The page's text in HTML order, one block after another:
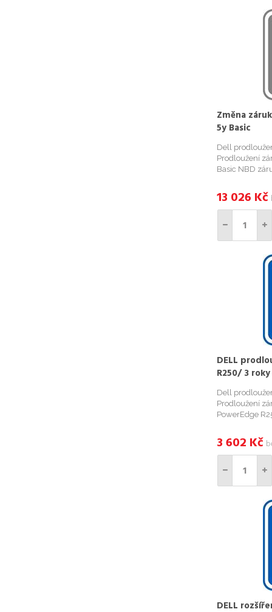
Změna
5y Basic
Dell
Prodloužení
Basic NBD
Service Tag
možné
13 026 Kč
DELL
R250/ 3
ProSupport
Dell
Prodloužení
PowerEdge
Day Při
Tag (výrobní...
3 602 Kč
DELL